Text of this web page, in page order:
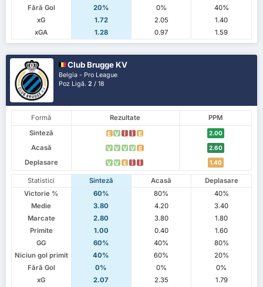
Fără Gol
20% 0%
40%
xG
1.72 2.05
1.40
xGA
1.28 0.97 1.59
Club Brugge KV
Belgia - Pro League
Poz Ligă.2 / 18
Formă Rezultate
PPM
Sinteză
E V Î Î E 2.00
Acasă V V V V E 2.60
Deplasare V V E Î Î 1.40
Statistici Sinteză Acasă
Deplasare
Victorie %
60% 80%
40%
Medie
3.80 4.20
3.40
Marcate
2.80 3.80
1.80
Primite
1.00 0.40
1.60
GG
60% 40%
80%
Niciun gol primit
40% 60%
20%
Fără Gol
0% 0%
0%
xG
2.07 2.35
1.79